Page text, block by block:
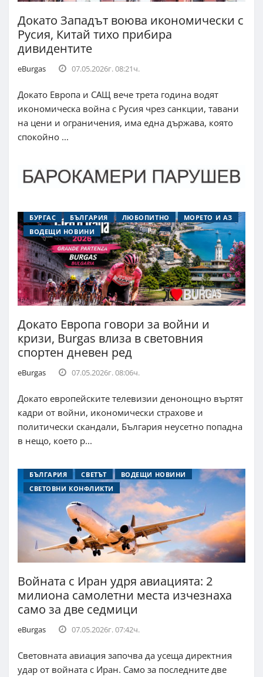
Докато Западът воюва икономически с
Русия, Китай тихо прибира
дивидентите
eBurgas 07.05.2026г. 08:21ч.
Докато Европа и САЩ вече трета година водят
икономическа война с Русия чрез санкции, тавани
на цени и ограничения, има една държава, която
спокойно ...
БУРГАС БЪЛГАРИЯ ЛЮБОПИТНО
МОРЕТО И АЗ
ВОДЕЩИ НОВИНИ
Докато Европа говори за войни и
кризи, Burgas влиза в световния
спортен дневен ред
eBurgas 07.05.2026г. 08:06ч.
Докато европейските телевизии денонощно въртят
кадри от войни, икономически страхове и
политически скандали, България неусетно попадна
в нещо, което р...
БЪЛГАРИЯ СВЕТЪТ
ВОДЕЩИ НОВИНИ
СВЕТОВНИ КОНФЛИКТИ
Войната с Иран удря авиацията: 2
милиона самолетни места изчезнаха
само за две седмици
eBurgas 07.05.2026г. 07:42ч.
Световната авиация започва да усеща директния
удар от войната с Иран. Само за последните две